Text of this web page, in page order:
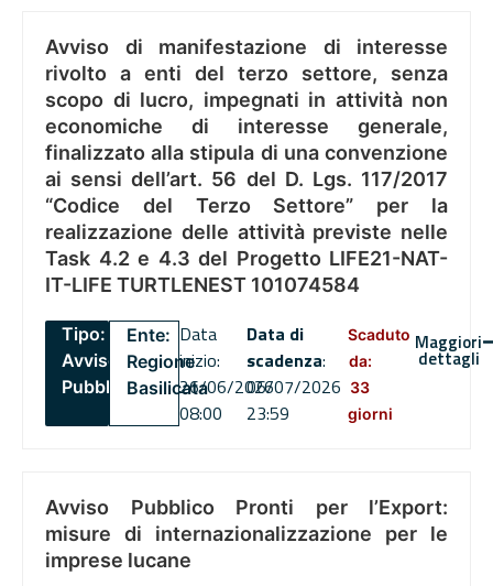
Avviso di manifestazione di interesse
rivolto a enti del terzo settore, senza
scopo di lucro, impegnati in attività non
economiche di interesse generale,
finalizzato alla stipula di una convenzione
ai sensi dell’art. 56 del D. Lgs. 117/2017
“Codice del Terzo Settore” per la
realizzazione delle attività previste nelle
Task 4.2 e 4.3 del Progetto LIFE21-NAT-
IT-LIFE TURTLENEST 101074584
Tipo:
Avviso
Pubblico
Ente:
Regione
Basilicata
Data
inizio:
26/06/2026
08:00
Data di
scadenza:
06/07/2026
23:59
Scaduto
da:
33
giorni
Maggiori
dettagli
Avviso Pubblico Pronti per l’Export:
misure di internazionalizzazione per le
imprese lucane